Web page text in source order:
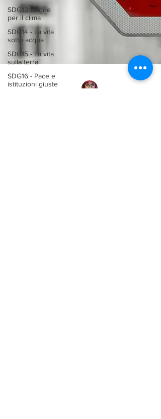
SDG13 - Agire
per il clima
SDG14 - La vita
sotto acqua
SDG15 - La vita
sulla terra
SDG16 - Pace e
istituzioni giuste